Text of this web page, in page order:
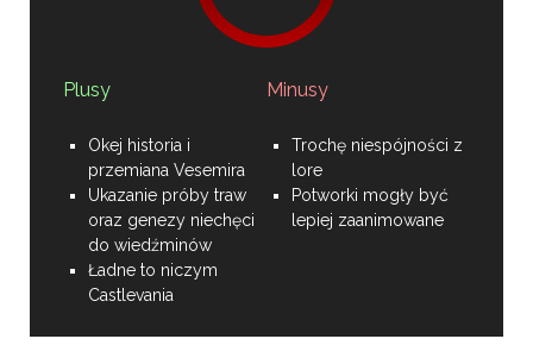
Plusy
Okej historia i
przemiana Vesemira
Ukazanie próby traw
oraz genezy niechęci
do wiedźminów
Ładne to niczym
Castlevania
Minusy
Trochę niespójności z
lore
Potworki mogły być
lepiej zaanimowane